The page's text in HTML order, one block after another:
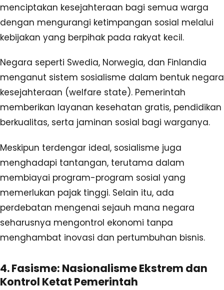
menciptakan kesejahteraan bagi semua warga
dengan mengurangi ketimpangan sosial melalui
kebijakan yang berpihak pada rakyat kecil.
Negara seperti Swedia, Norwegia, dan Finlandia
menganut sistem sosialisme dalam bentuk negara
kesejahteraan (welfare state). Pemerintah
memberikan layanan kesehatan gratis, pendidikan
berkualitas, serta jaminan sosial bagi warganya.
Meskipun terdengar ideal, sosialisme juga
menghadapi tantangan, terutama dalam
membiayai program-program sosial yang
memerlukan pajak tinggi. Selain itu, ada
perdebatan mengenai sejauh mana negara
seharusnya mengontrol ekonomi tanpa
menghambat inovasi dan pertumbuhan bisnis.
4. Fasisme: Nasionalisme Ekstrem dan
Kontrol Ketat Pemerintah